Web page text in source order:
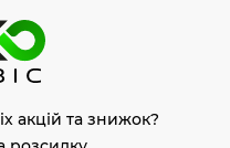
акцій та знижок?